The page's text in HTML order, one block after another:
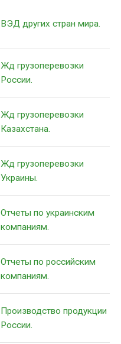
ВЭД других стран мира.
Жд грузоперевозки
России.
Жд грузоперевозки
Казахстана.
Жд грузоперевозки
Украины.
Отчеты по украинским
компаниям.
Отчеты по российским
компаниям.
Производство продукции
России.